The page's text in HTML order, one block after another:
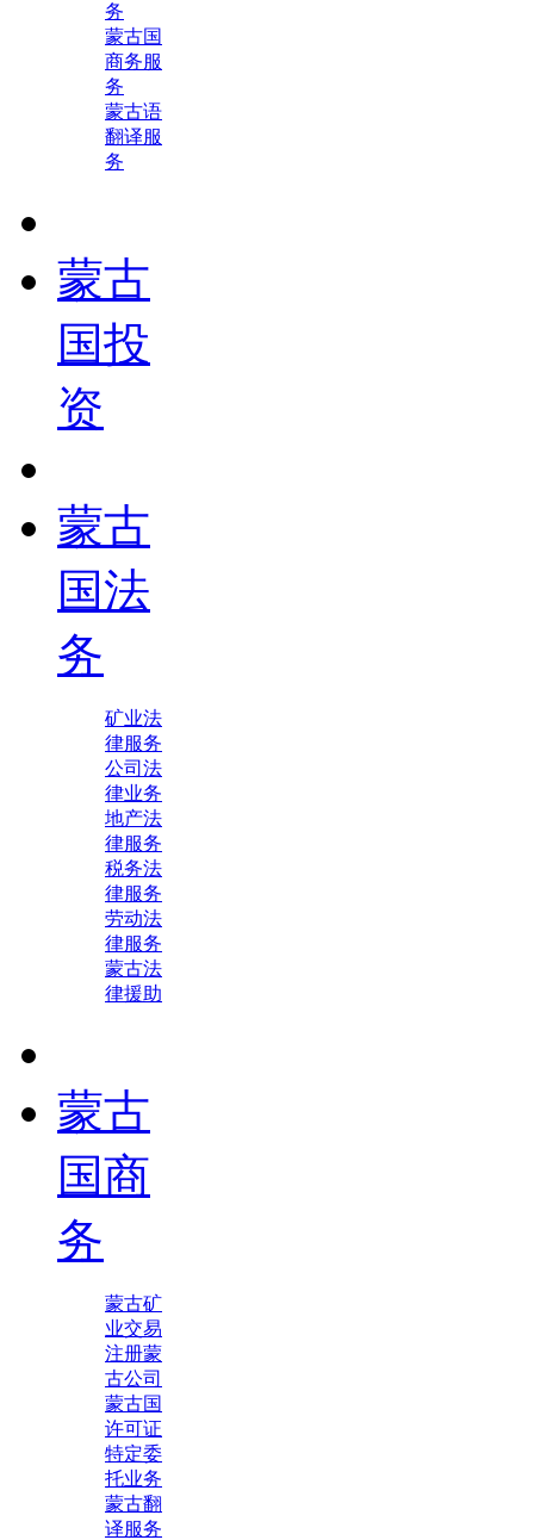
务
蒙古国
商务服
务
蒙古语
翻译服
务
蒙古
国投
资
蒙古
国法
务
矿业法
律服务
公司法
律业务
地产法
律服务
税务法
律服务
劳动法
律服务
蒙古法
律援助
蒙古
国商
务
蒙古矿
业交易
注册蒙
古公司
蒙古国
许可证
特定委
托业务
蒙古翻
译服务